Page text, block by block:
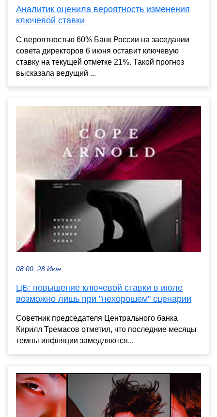
Аналитик оценила вероятность изменения
ключевой ставки
С вероятностью 60% Банк России на заседании
совета директоров 6 июня оставит ключевую
ставку на текущей отметке 21%. Такой прогноз
высказала ведущий ...
08:00, 28 Июн
ЦБ: повышение ключевой ставки в июле
возможно лишь при "нехорошем" сценарии
Советник председателя Центрального банка
Кирилл Тремасов отметил, что последние месяцы
темпы инфляции замедляются...